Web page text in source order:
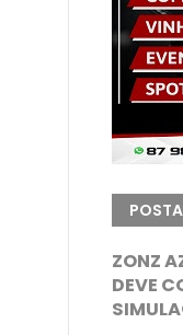
ZONZ
DEVE